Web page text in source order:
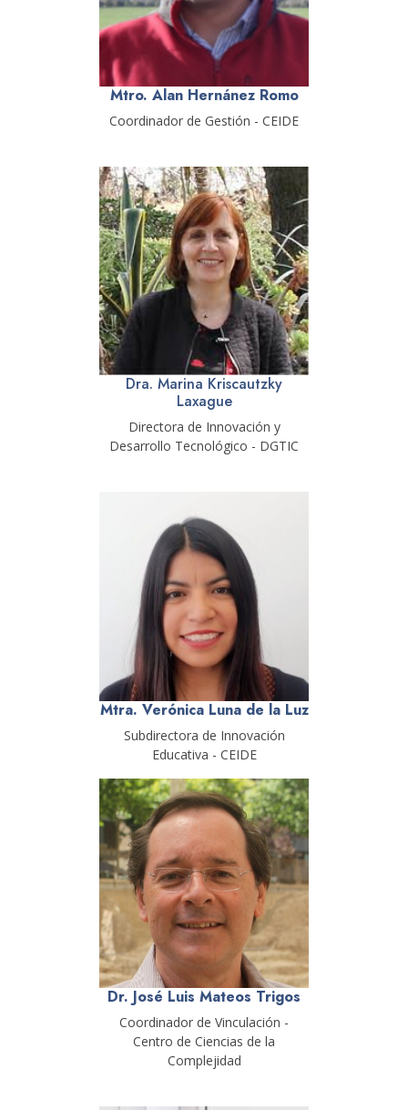
Mtro. Alan Hernánez Romo
Coordinador de Gestión - CEIDE
Dra. Marina Kriscautzky
Laxague
Directora de Innovación y
Desarrollo Tecnológico - DGTIC
Mtra. Verónica Luna de la Luz
Subdirectora de Innovación
Educativa - CEIDE
Dr. José Luis Mateos Trigos
Coordinador de Vinculación -
Centro de Ciencias de la
Complejidad